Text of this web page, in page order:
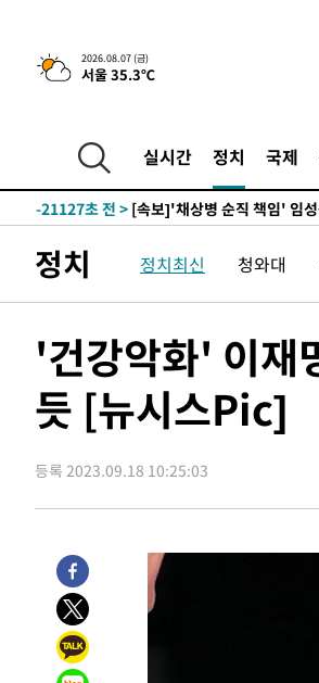
2026.08.07 (금)
서울 35.3℃
실시간 정치 국제
1분 전 > [속보] 뉴욕증시, 일제 하락 마감…
병태 후임
-28642초 전 >
[속보]국힘 윤리위, '돌려차
-23967초 전 >
25.3%↑
-21127초 전 > [속보]'채상병 순직 책임' 임
-17593초 전 >
민주 콩고 에볼라환자 4천명
-16843초 전 >[속보]'300억원대 사기 혐의'
-14550초 전 >[속보]경찰·노동부, HL만도
-14431초 전 >
[속보]합수본, '투표율 허위
압수수색
-14186초 전 >[속보]원·달러 환율, 오전 9시
-13968초 전 >[속보]코스닥, 5.95포인트
-13936초 전 >[속보]코스피, 6300선 재탈
-10399초 전 >
입추에도 극한더위…서울 낮
-5363초 전 >
이란, 호르무즈서 "적국 목표
례 큰 폭발음
-4078초 전 >
-2229초 전 >
정치 정치최신 청와대
'건강악화' 이재
듯 [뉴시스Pic]
등록 2023.09.18 10:25:03